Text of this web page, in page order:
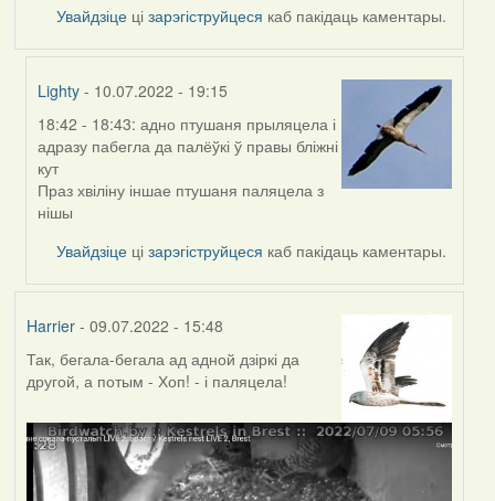
Увайдзіце цізарэгіструйцеся каб пакідаць каментары.
Lighty - 10.07.2022 - 19:15
In
reply
to
by
Harrier
18:42 - 18:43: адно птушаня прыляцела і
адразу пабегла да палёўкі ў правы бліжні
кут
Праз хвіліну іншае птушаня паляцела з
нішы
Увайдзіце цізарэгіструйцеся каб пакідаць каментары.
Harrier- 09.07.2022 - 15:48
Так, бегала-бегала ад адной дзіркі да
другой, а потым - Хоп! - і паляцела!